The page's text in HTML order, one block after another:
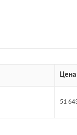
Цена
51